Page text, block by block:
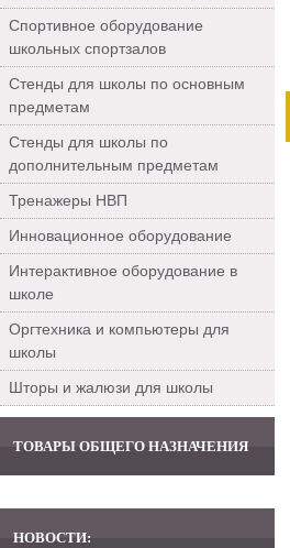
Спортивное оборудование
школьных спортзалов
Стенды для школы по основным
предметам
Стенды для школы по
дополнительным предметам
Тренажеры НВП
Инновационное оборудование
Интерактивное оборудование в
школе
Оргтехника и компьютеры для
школы
Шторы и жалюзи для школы
ТОВАРЫ ОБЩЕГО НАЗНАЧЕНИЯ
НОВОСТИ: